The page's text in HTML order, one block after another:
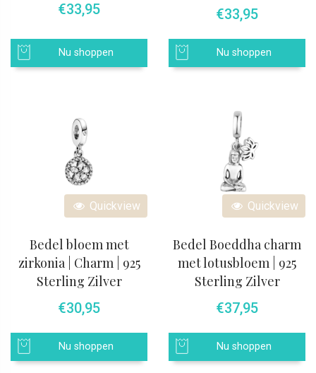
€33,95
Nu shoppen
€33,95
Nu shoppen
Quickview
Bedel bloem met
zirkonia | Charm | 925
Sterling Zilver
€30,95
Nu shoppen
Quickview
Bedel Boeddha charm
met lotusbloem | 925
Sterling Zilver
€37,95
Nu shoppen